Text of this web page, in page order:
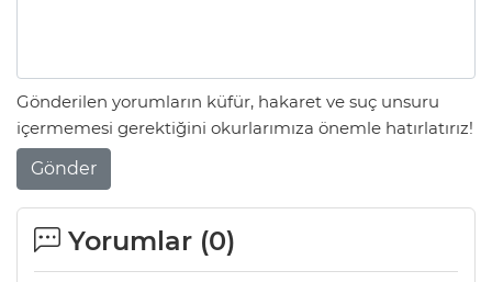
Gönderilen yorumların küfür, hakaret ve suç unsuru
içermemesi gerektiğini okurlarımıza önemle hatırlatırız!
Gönder
Yorumlar (0)